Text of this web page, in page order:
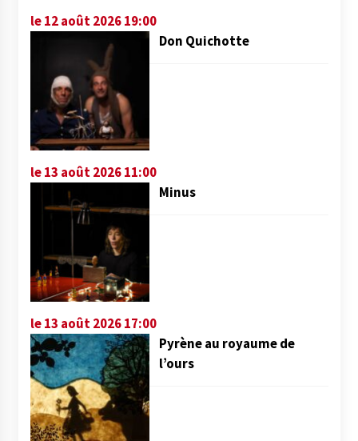
le 12 août 2026 19:00
Don Quichotte
le 13 août 2026 11:00
Minus
le 13 août 2026 17:00
Pyrène au royaume de
l’ours